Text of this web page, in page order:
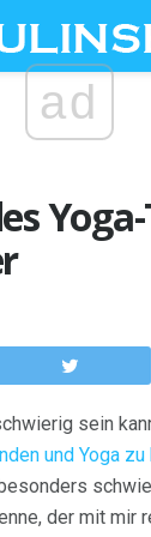
ad
sein
und Yoga
der mit mir